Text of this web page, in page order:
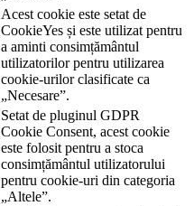
Acest cookie este setat de
CookieYes și este utilizat pentru
a aminti consimțământul
utilizatorilor pentru utilizarea
cookie-urilor clasificate ca
„Necesare”.
Setat de pluginul GDPR
Cookie Consent, acest cookie
este folosit pentru a stoca
consimțământul utilizatorului
pentru cookie-uri din categoria
„Altele”.